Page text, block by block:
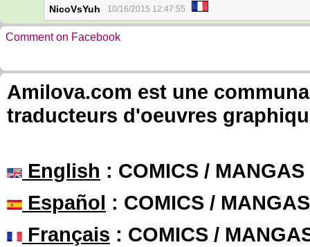
NicoVsYuh 10/16/2015 12:47:55
Comment on Facebook
Amilova.com est une
traducteurs d'oeuvres
English : COMICS /
Español : COMICS /
Français : COMICS /